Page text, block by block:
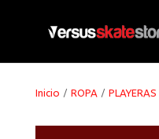
Inicio / ROPA/ PLAYERAS